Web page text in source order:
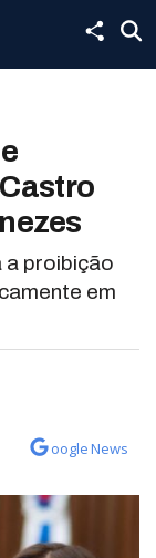
a proibição
em
oogle News